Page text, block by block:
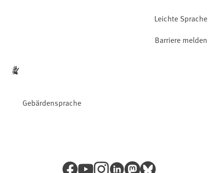
Leichte Sprache
Gebärdensprache
Barriere melden